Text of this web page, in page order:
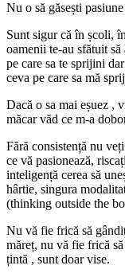
Nu o să găsești
Sunt sigur că în școli,
oamenii te-au sfătuit
pe care sa te sprijini
ceva pe care sa mă
Dacă o sa mai eșuez ,
măcar văd ce m-a
Fără consistență nu
ce vă pasionează,
inteligență cerea să
hârtie, singura
(thinking outside the
Nu vă fie frică să
măreț, nu vă fie frică
țintă , sunt doar vise.